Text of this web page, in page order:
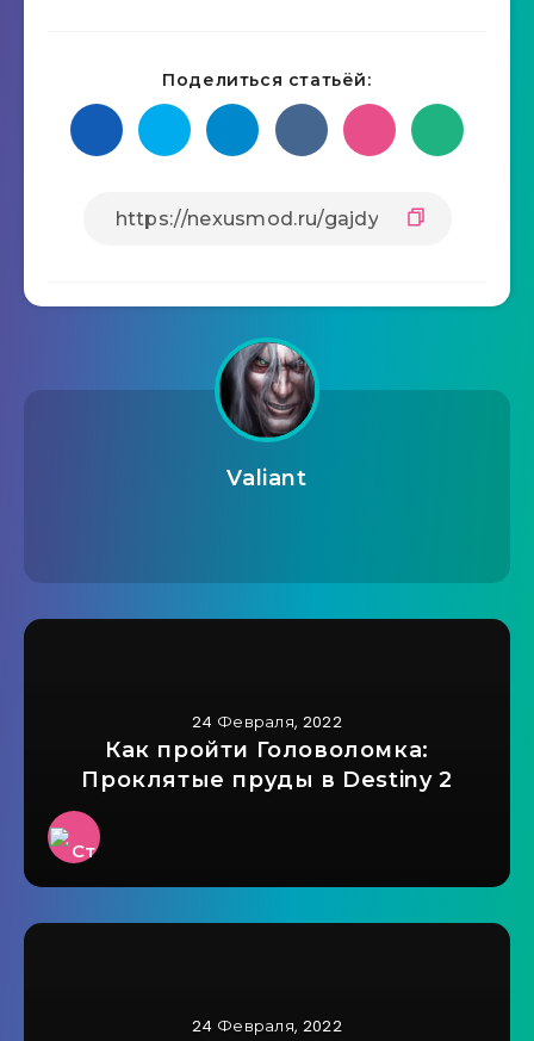
Поделиться статьёй:
Valiant
24 Февраля, 2022
Как пройти Головоломка:
Проклятые пруды в Destiny 2
24 Февраля, 2022